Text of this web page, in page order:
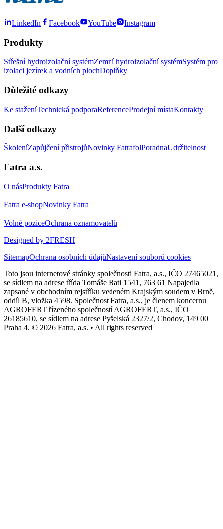
LinkedIn Facebook YouTube Instagram
Produkty
Střešní hydroizolační systémZemní hydroizolační systémSystém pro
izolaci jezírek a vodních plochDoplňky
Důležité odkazy
Ke staženíTechnická podporaReferenceProdejní místaKontakty
Další odkazy
ŠkoleníZapůjčení přistrojůNovinky FatrafolPoradnaUdržitelnost
Fatra a.s.
O násProdukty Fatra
Fatra e-shopNovinky Fatra
Volné poziceOchrana oznamovatelů
Designed by 2FRESH
SitemapOchrana osobních údajůNastavení souborů cookies
Toto jsou internetové stránky společnosti Fatra, a.s., IČO 27465021,
se sídlem na adrese třída Tomáše Bati 1541, 763 61 Napajedla
zapsané v obchodním rejstříku vedeném Krajským soudem v Brně,
oddíl B, vložka 4598. Společnost Fatra, a.s., je členem koncernu
AGROFERT řízeného společností AGROFERT, a.s., IČO
26185610, se sídlem na adrese Pyšelská 2327/2, Chodov, 149 00
Praha 4. © 2026 Fatra, a.s. • All rights reserved